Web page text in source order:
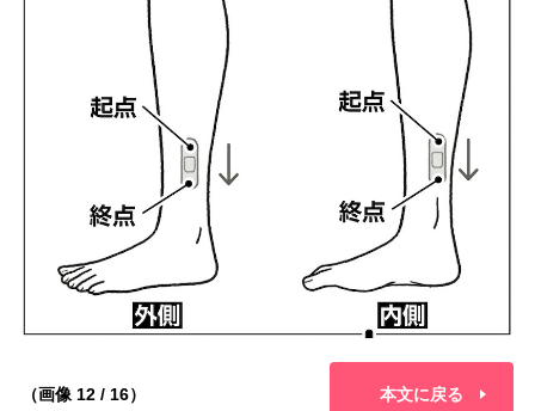
（画像 12 / 16） 本文に戻る